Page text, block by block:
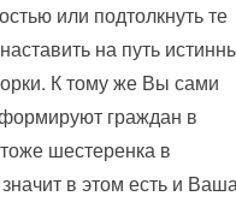
или подтолкнуть те
на путь
К тому же Вы сами
граждан в
шестеренка в
в этом есть и